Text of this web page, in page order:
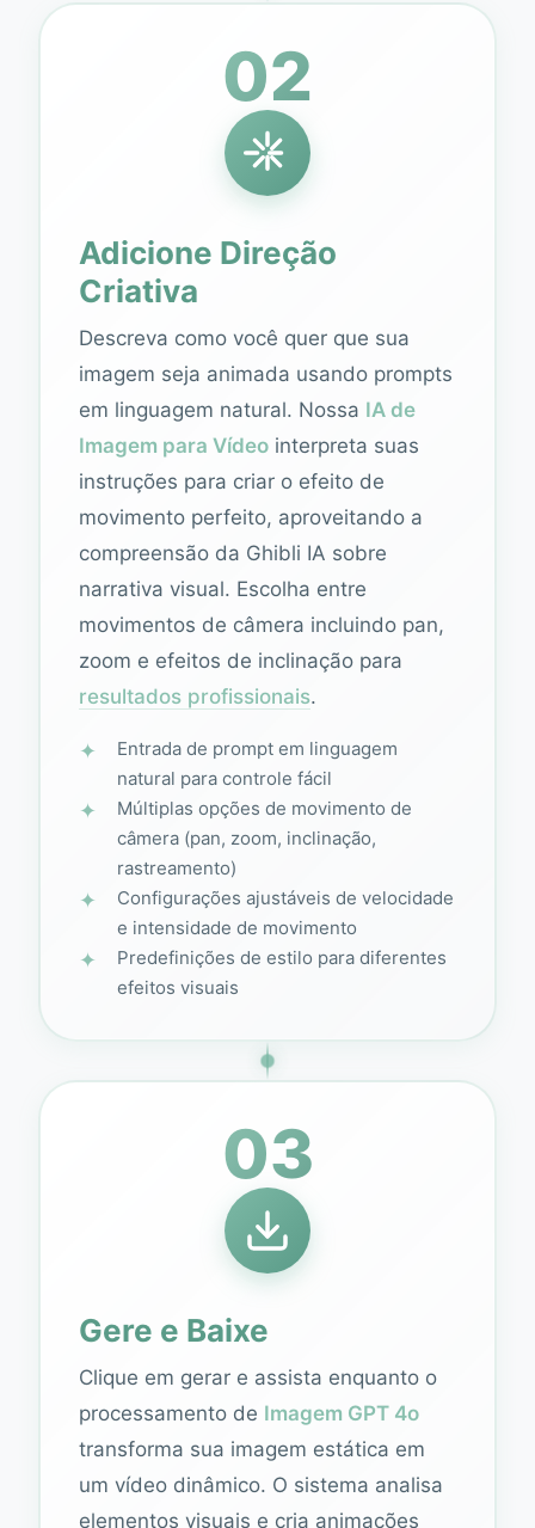
02
Adicione Direção
Criativa
Descreva como você quer que sua
imagem seja animada usando prompts
em linguagem natural. Nossa IA de
Imagem para Vídeointerpreta suas
instruções para criar o efeito de
movimento perfeito, aproveitando a
compreensão da Ghibli IA sobre
narrativa visual. Escolha entre
movimentos de câmera incluindo pan,
zoom e efeitos de inclinação para
resultados profissionais.
Entrada de prompt em linguagem
natural para controle fácil
Múltiplas opções de movimento de
câmera (pan, zoom, inclinação,
rastreamento)
Configurações ajustáveis de velocidade
e intensidade de movimento
Predefinições de estilo para diferentes
efeitos visuais
03
Gere e Baixe
Clique em gerar e assista enquanto o
processamento de Imagem GPT 4o
transforma sua imagem estática em
um vídeo dinâmico. O sistema analisa
elementos visuais e cria animações